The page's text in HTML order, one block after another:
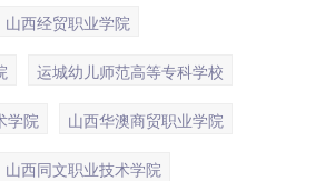
山西经贸职业学院
运城幼儿师范高等专科学校
学院 山西华澳商贸职业学院
山西同文职业技术学院